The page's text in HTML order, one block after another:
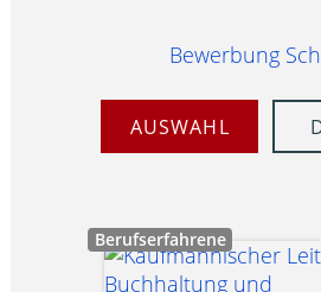
Bewerbung
AUSWAHL
Berufserfahrene